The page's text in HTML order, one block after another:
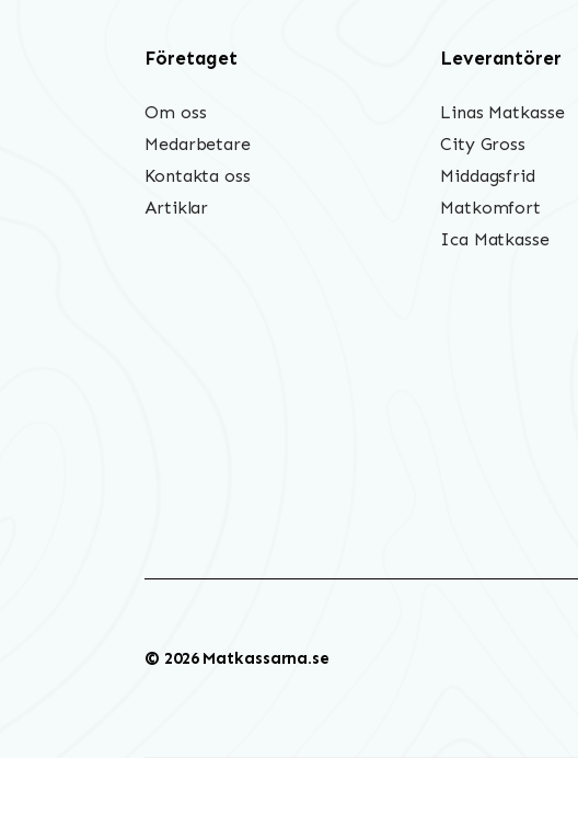
Företaget
Om oss
Medarbetare
Kontakta oss
Artiklar
Leverantörer
Linas Matkasse
City Gross
Middagsfrid
Matkomfort
Ica Matkasse
© 2026 Matkassarna.se